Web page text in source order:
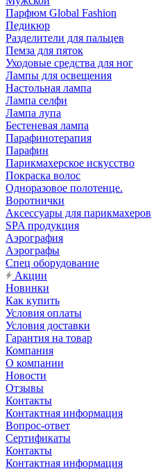
Парфюм Global Fashion
Педикюр
Разделители для пальцев
Пемза для пяток
Уходовые средства для ног
Лампы для освещения
Настольная лампа
Лампа селфи
Лампа лупа
Бестеневая лампа
Парафинотерапия
Парафин
Парикмахерское искусство
Покраска волос
Одноразовое полотенце.
Воротнички
Аксессуары для парикмахеров
SPA продукция
Аэрография
Аэрографы
Спец оборудование
Акции
Новинки
Как купить
Условия оплаты
Условия доставки
Гарантия на товар
Компания
О компании
Новости
Отзывы
Контакты
Контактная информация
Вопрос-ответ
Сертификаты
Контакты
Контактная информация